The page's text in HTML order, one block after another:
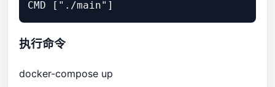
执行命令
docker-compose up